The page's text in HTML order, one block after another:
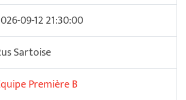
09-12 21:30:00
Sartoise
Première B